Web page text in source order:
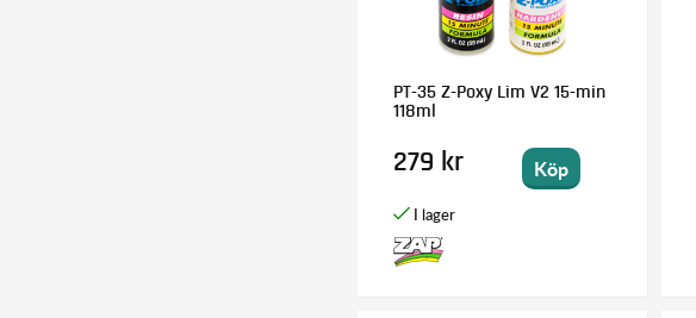
PT-35 Z-Poxy Lim V2 15-min
118ml
279 kr Köp